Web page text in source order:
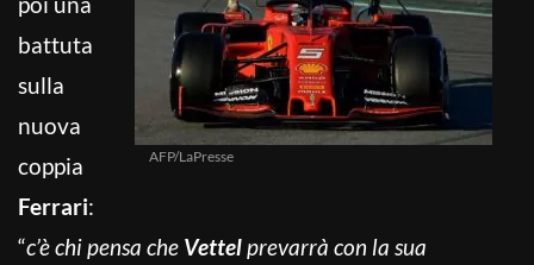
AFP/LaPresse
battuta
sulla
nuova
coppia
Ferrari:
“c’è chi pensa che Vettelprevarrà con la sua